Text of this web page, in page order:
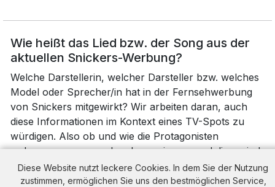
Diese Website nutzt leckere Cookies. In dem Sie der Nutzung
zustimmen, ermöglichen Sie uns den bestmöglichen Service,
Wie heißt das Lied bzw. der Song aus der
aktuellen Snickers-Werbung?
Welche Darstellerin, welcher Darsteller bzw. welches
Model oder Sprecher/in hat in der Fernsehwerbung
von Snickers mitgewirkt? Wir arbeiten daran, auch
diese Informationen im Kontext eines TV-Spots zu
würdigen. Also ob und wie die Protagonisten
wahrgenommen werden, bzw. wie passend diese sind,
oder womöglich auch nicht!? Wie wirkt die Musik, wie
nehmen wir, wie nehmen die Beworbenen generell die